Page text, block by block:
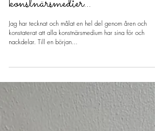
Min resa genom olika
konstnärsmedier...
konstaterat att alla konstnärsmedium har sina för och
nackdelar. Till en början...